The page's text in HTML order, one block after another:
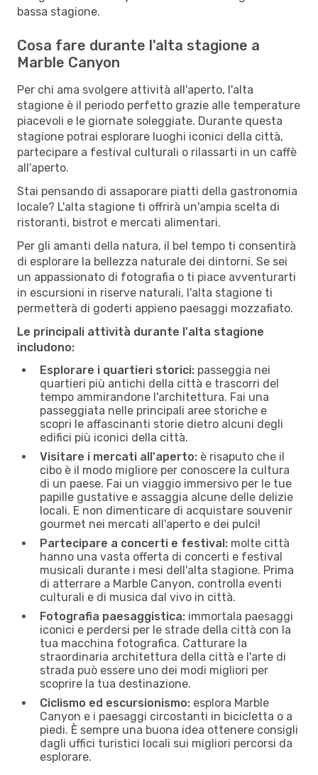
bassa stagione.
Cosa fare durante l'alta stagione a
Marble Canyon
Per chi ama svolgere attività all'aperto, l'alta
stagione è il periodo perfetto grazie alle temperature
piacevoli e le giornate soleggiate. Durante questa
stagione potrai esplorare luoghi iconici della città,
partecipare a festival culturali o rilassarti in un caffè
all'aperto.
Stai pensando di assaporare piatti della gastronomia
locale? L'alta stagione ti offrirà un'ampia scelta di
ristoranti, bistrot e mercati alimentari.
Per gli amanti della natura, il bel tempo ti consentirà
di esplorare la bellezza naturale dei dintorni. Se sei
un appassionato di fotografia o ti piace avventurarti
in escursioni in riserve naturali, l'alta stagione ti
permetterà di goderti appieno paesaggi mozzafiato.
Le principali attività durante l'alta stagione
includono:
Esplorare i quartieri storici: passeggia nei
quartieri più antichi della città e trascorri del
tempo ammirandone l'architettura. Fai una
passeggiata nelle principali aree storiche e
scopri le affascinanti storie dietro alcuni degli
edifici più iconici della città.
Visitare i mercati all'aperto: è risaputo che il
cibo è il modo migliore per conoscere la cultura
di un paese. Fai un viaggio immersivo per le tue
papille gustative e assaggia alcune delle delizie
locali. E non dimenticare di acquistare souvenir
gourmet nei mercati all'aperto e dei pulci!
Partecipare a concerti e festival: molte città
hanno una vasta offerta di concerti e festival
musicali durante i mesi dell'alta stagione. Prima
di atterrare a Marble Canyon, controlla eventi
culturali e di musica dal vivo in città.
Fotografia paesaggistica: immortala paesaggi
iconici e perdersi per le strade della città con la
tua macchina fotografica. Catturare la
straordinaria architettura della città e l'arte di
strada può essere uno dei modi migliori per
scoprire la tua destinazione.
Ciclismo ed escursionismo: esplora Marble
Canyon e i paesaggi circostanti in bicicletta o a
piedi. È sempre una buona idea ottenere consigli
dagli uffici turistici locali sui migliori percorsi da
esplorare.